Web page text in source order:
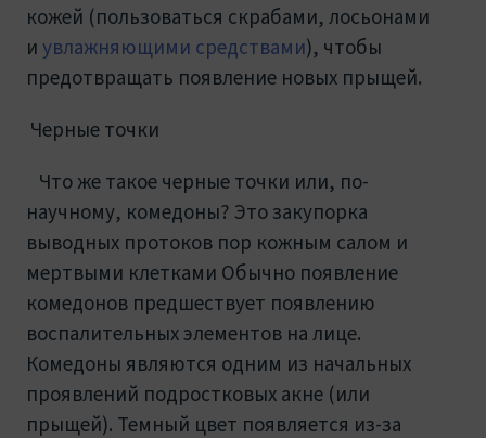
кожей (пользоваться скрабами, лосьонами
и увлажняющими средствами), чтобы
предотвращать появление новых прыщей.
Черные точки
Что же такое черные точки или, по-
научному, комедоны? Это закупорка
выводных протоков пор кожным салом и
мертвыми клетками Обычно появление
комедонов предшествует появлению
воспалительных элементов на лице.
Комедоны являются одним из начальных
проявлений подростковых акне (или
прыщей). Темный цвет появляется из-за